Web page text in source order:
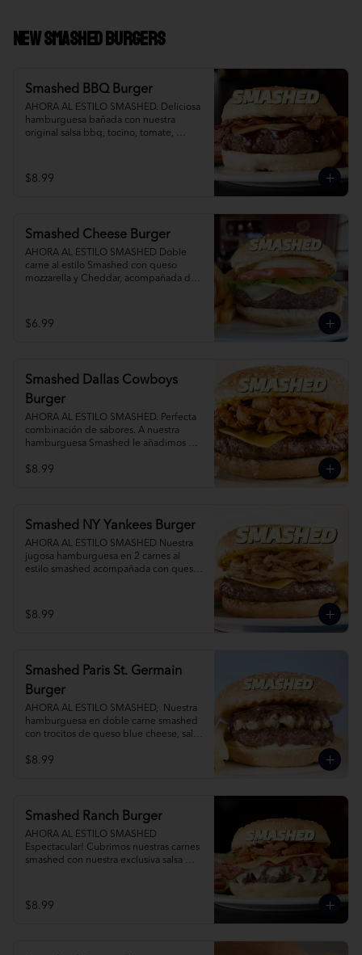
NEW Smashed Burgers
Smashed BBQ Burger
AHORA AL ESTILO SMASHED. Deliciosa
hamburguesa bañada con nuestra
original salsa bbq, tocino, tomate,
$8.99
Smashed Cheese Burger
AHORA AL ESTILO SMASHED Doble
carne al estilo Smashed con queso
mozzarella y Cheddar, acompañada de
$6.99
Smashed Dallas Cowboys
Burger
AHORA AL ESTILO SMASHED. Perfecta
combinación de sabores. A nuestra
hamburguesa Smashed le añadimos
Papas Fritas y Gaseosa por separado.
$8.99
Smashed NY Yankees Burger
AHORA AL ESTILO SMASHED Nuestra
jugosa hamburguesa en 2 carnes al
estilo smashed acompañada con queso
$8.99
Smashed Paris St. Germain
Burger
AHORA AL ESTILO SMASHED,  Nuestra
hamburguesa en doble carne smashed
con trocitos de queso blue cheese, salsa
caramelizadas al romero. Agrega Papas
$8.99
Smashed Ranch Burger
AHORA AL ESTILO SMASHED
Espectacular! Cubrimos nuestras carnes
smashed con nuestra exclusiva salsa
separado.
$8.99